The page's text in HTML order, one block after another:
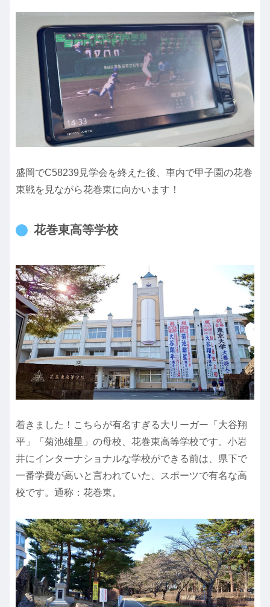
盛岡でC58239見学会を終えた後、車内で甲子園の花巻
東戦を見ながら花巻東に向かいます！
花巻東高等学校
着きました！こちらが有名すぎる大リーガー「大谷翔
平」「菊池雄星」の母校、花巻東高等学校です。小岩
井にインターナショナルな学校ができる前は、県下で
一番学費が高いと言われていた、スポーツで有名な高
校です。通称：花巻東。